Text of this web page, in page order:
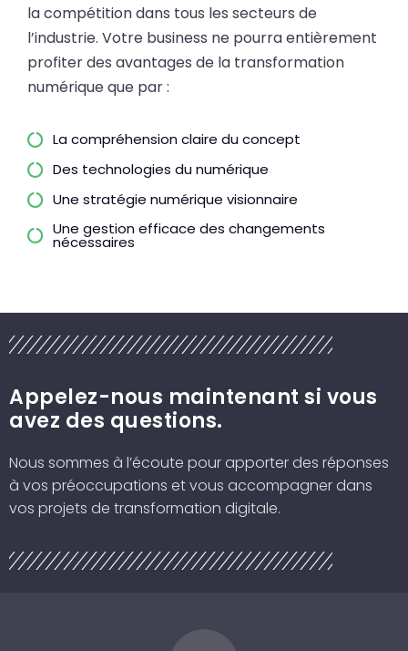
la compétition dans tous les secteurs de
l’industrie. Votre business ne pourra entièrement
profiter des avantages de la transformation
numérique que par :
La compréhension claire du concept
Des technologies du numérique
Une stratégie numérique visionnaire
Une gestion efficace des changements
nécessaires
Appelez-nous maintenant si vous
avez des questions.
Nous sommes à l’écoute pour apporter des réponses
à vos préoccupations et vous accompagner dans
vos projets de transformation digitale.